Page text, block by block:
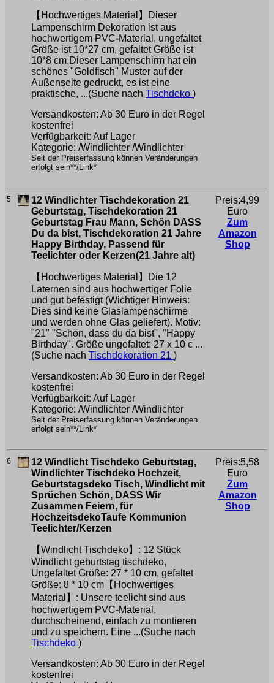
【Hochwertiges Material】Dieser
Lampenschirm Dekoration ist aus
hochwertigem PVC-Material, ungefaltet
Größe ist 10*27 cm, gefaltet Größe ist
10*8 cm.Dieser Lampenschirm hat ein
schönes "Goldfisch" Muster auf der
Außenseite gedruckt, es ist eine
praktische, ...(Suche nach Tischdeko )
Versandkosten: Ab 30 Euro in der Regel
kostenfrei
Verfügbarkeit: Auf Lager
Kategorie: /Windlichter /Windlichter
Seit der Preiserfassung können Veränderungen
erfolgt sein**/Link*
5
12 Windlichter Tischdekoration 21
Geburtstag, Tischdekoration 21
Geburtstag Frau Mann, Schön DASS
Du da bist, Tischdekoration 21 Jahre
Happy Birthday, Passend für
Teelichter oder Kerzen(21 Jahre alt)
【Hochwertiges Material】Die 12
Laternen sind aus hochwertiger Folie
und gut befestigt (Wichtiger Hinweis:
Dies sind keine Glaslampenschirme
und werden ohne Glas geliefert). Motiv:
"21" "Schön, dass du da bist", "Happy
Birthday". Größe ungefaltet: 27 x 10 c ...
(Suche nach Tischdekoration 21 )
Versandkosten: Ab 30 Euro in der Regel
kostenfrei
Verfügbarkeit: Auf Lager
Kategorie: /Windlichter /Windlichter
Seit der Preiserfassung können Veränderungen
erfolgt sein**/Link*
Preis:4,99
Euro
Zum
Amazon
Shop
6
12 Windlicht Tischdeko Geburtstag,
Windlichter Tischdeko Hochzeit,
Geburtstagsdeko Tisch, Windlicht mit
Sprüchen Schön, DASS Wir
Zusammen Feiern, für
HochzeitsdekoTaufe Kommunion
Teelichter/Kerzen
【Windlicht Tischdeko】: 12 Stück
Windlicht geburtstag tischdeko,
Ungefaltet Größe: 27 * 10 cm, gefaltet
Größe: 8 * 10 cm【Hochwertiges
Material】: Unsere teelicht sind aus
hochwertigem PVC-Material,
durchscheinend, einfach zu montieren
und zu speichern. Eine ...(Suche nach
Tischdeko )
Versandkosten: Ab 30 Euro in der Regel
kostenfrei
Preis:5,58
Euro
Zum
Amazon
Shop